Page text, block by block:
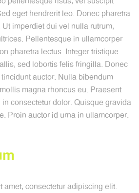
eget hendrerit leo. Donec pharetra
imperdiet dui vel nulla rutrum,
Pellentesque in ullamcorper
pharetra lectus. Integer tristique
sed lobortis felis fringilla. Donec
auctor. Nulla bibendum
magna rhoncus eu. Praesent
consectetur dolor. Quisque gravida
Proin auctor id urna in ullamcorper.
m
amet, consectetur adipiscing elit.